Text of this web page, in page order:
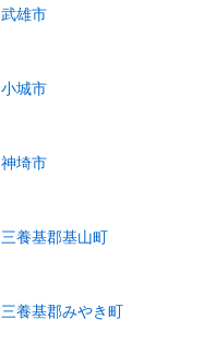
武雄市
小城市
神埼市
三養基郡基山町
三養基郡みやき町